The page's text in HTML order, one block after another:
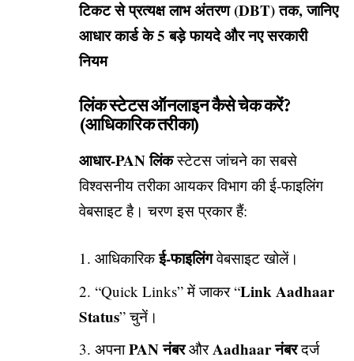
टिकट से प्रत्यक्ष लाभ अंतरण (DBT) तक, जानिए
आधार कार्ड के 5 बड़े फायदे और नए सरकारी
नियम
लिंक स्टेटस ऑनलाइन कैसे चेक करें?
(आधिकारिक तरीका)
आधार-PAN लिंकस्टेटस जांचने का सबसे
विश्वसनीय तरीका आयकर विभाग की ई-फाइलिंग
वेबसाइट है। चरण इस प्रकार हैं:
आधिकारिकई-फाइलिंगवेबसाइट खोलें।
“Quick Links” में जाकर “Link Aadhaar
Status” चुनें।
अपनाPAN नंबरऔरAadhaar नंबरदर्ज